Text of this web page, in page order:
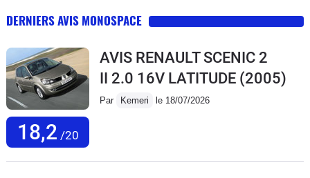
DERNIERS AVIS MONOSPACE
18,2 /20
AVIS RENAULT SCENIC 2
II 2.0 16V LATITUDE (2005)
Par Kemeri le 18/07/2026